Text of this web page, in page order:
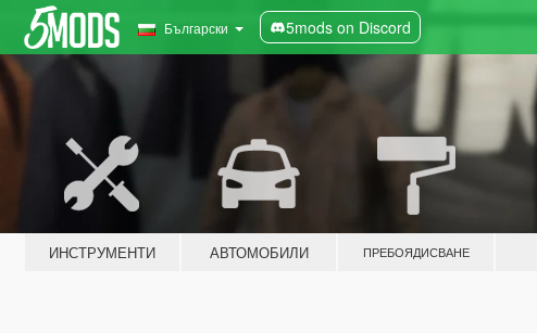
Български 5mods on Discord
ИНСТРУМЕНТИ АВТОМОБИЛИ ПРЕБОЯДИСВАНЕ